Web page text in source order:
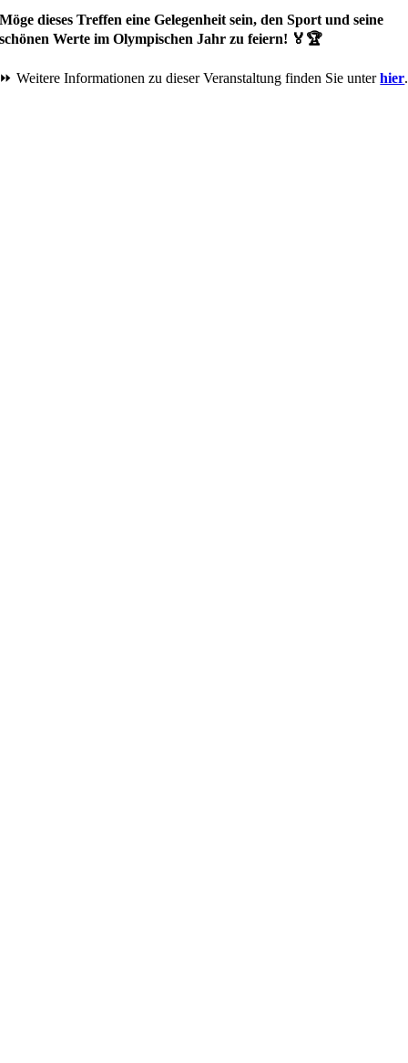
Möge dieses Treffen eine Gelegenheit sein, den Sport und seine
schönen Werte im Olympischen Jahr zu feiern! 🏅🏆
⏩ Weitere Informationen zu dieser Veranstaltung finden Sie unterhier.